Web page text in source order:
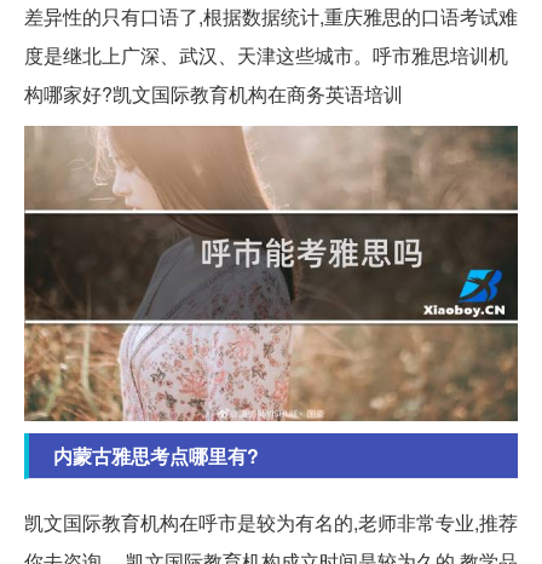
差异性的只有口语了,根据数据统计,重庆雅思的口语考试难
度是继北上广深、武汉、天津这些城市。呼市雅思培训机
构哪家好?凯文国际教育机构在商务英语培训
内蒙古雅思考点哪里有?
凯文国际教育机构在呼市是较为有名的,老师非常专业,推荐